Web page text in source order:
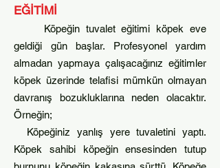
EĞİTİMİ
Köpeğin tuvalet eğitimi köpek eve
geldiği gün başlar. Profesyonel yardım
almadan yapmaya çalışacağınız eğitimler
köpek üzerinde telafisi mümkün olmayan
davranış bozukluklarına neden olacaktır.
Örneğin;
Köpeğiniz yanlış yere tuvaletini yaptı.
Köpek sahibi köpeğin ensesinden tutup